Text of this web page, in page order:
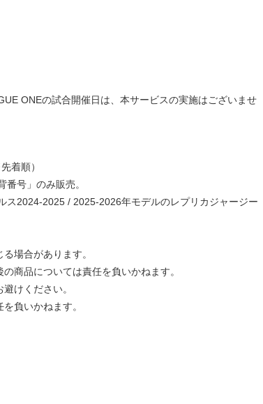
ONEの試合開催日は、本サービスの実施はございませ
着順）
号」のみ販売。
ス2024-2025 / 2025-2026年モデルのレプリカジャージー
場合があります。
商品については責任を負いかねます。
けください。
負いかねます。